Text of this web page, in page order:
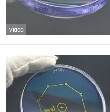
Video